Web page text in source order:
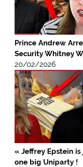
Prince Andrew
Security Whitney
20/02/2026
« Jeffrey Epstein
one big Uniparty !